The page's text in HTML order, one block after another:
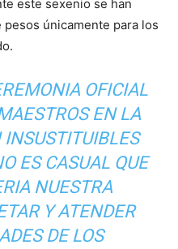
este sexenio se han
únicamente para los
OFICIAL
EN LA
ES CASUAL QUE
NUESTRA
Y ATENDER
DE LOS